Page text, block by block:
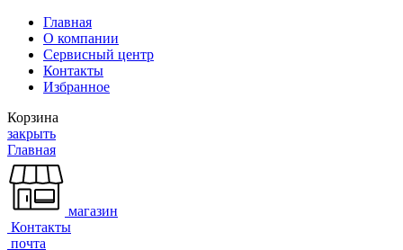
Главная
О компании
Сервисный центр
Контакты
Избранное
Корзина
закрыть
Главная
магазин
Контакты
почта